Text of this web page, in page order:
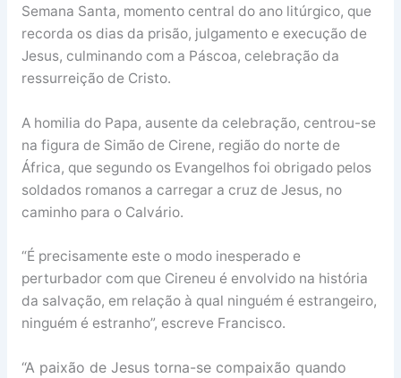
Semana Santa, momento central do ano litúrgico, que
recorda os dias da prisão, julgamento e execução de
Jesus, culminando com a Páscoa, celebração da
ressurreição de Cristo.
A homilia do Papa, ausente da celebração, centrou-se
na figura de Simão de Cirene, região do norte de
África, que segundo os Evangelhos foi obrigado pelos
soldados romanos a carregar a cruz de Jesus, no
caminho para o Calvário.
“É precisamente este o modo inesperado e
perturbador com que Cireneu é envolvido na história
da salvação, em relação à qual ninguém é estrangeiro,
ninguém é estranho”, escreve Francisco.
“A paixão de Jesus torna-se compaixão quando